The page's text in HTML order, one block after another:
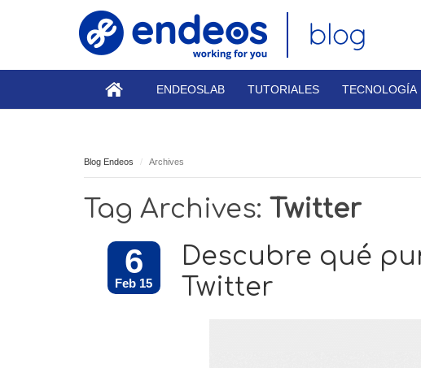
ENDEOSLAB TUTORIALES TECNOLOGÍA
Blog Endeos Archives
Tag Archives: Twitter
6
Feb 15
Descubre qué
Twitter